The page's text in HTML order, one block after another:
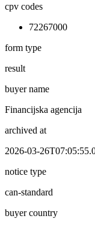
cpv codes
72267000
form type
result
buyer name
Financijska agencija
archived at
2026-03-
notice type
can-standard
buyer country